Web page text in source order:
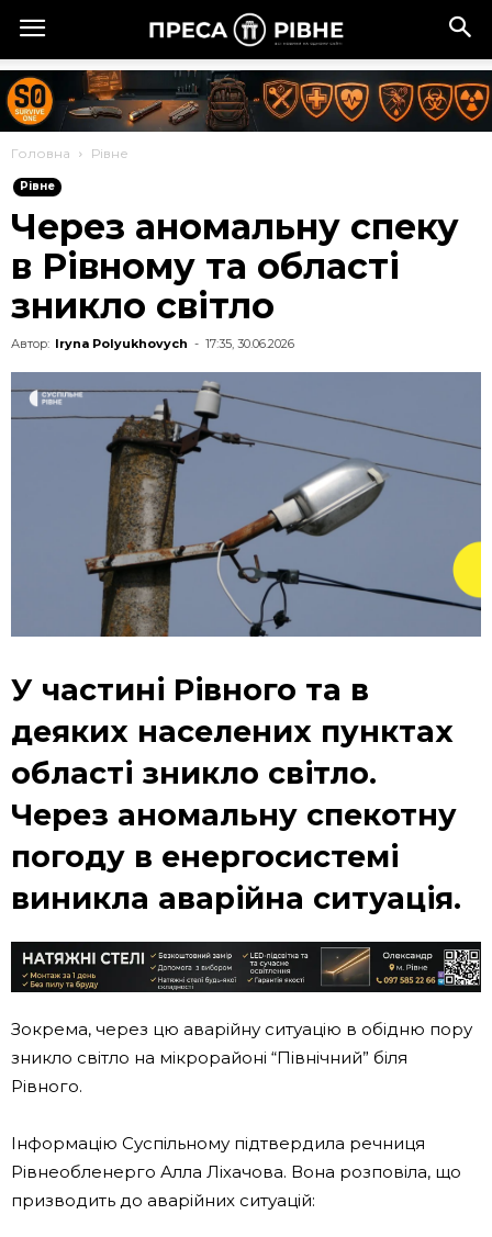
Головна Рівне
Рівне
Через аномальну спеку
в Рівному та області
зникло світло
Автор: Iryna Polyukhovych - 17:35, 30.06.2026
У частині Рівного та в
деяких населених пунктах
області зникло світло.
Через аномальну спекотну
погоду в енергосистемі
виникла аварійна ситуація.
Зокрема, через цю аварійну ситуацію в обідню пору
зникло світло на мікрорайоні “Північний” біля
Рівного.
Інформацію Суспільному підтвердила речниця
Рівнеобленерго Алла Ліхачова. Вона розповіла, що
призводить до аварійних ситуацій: